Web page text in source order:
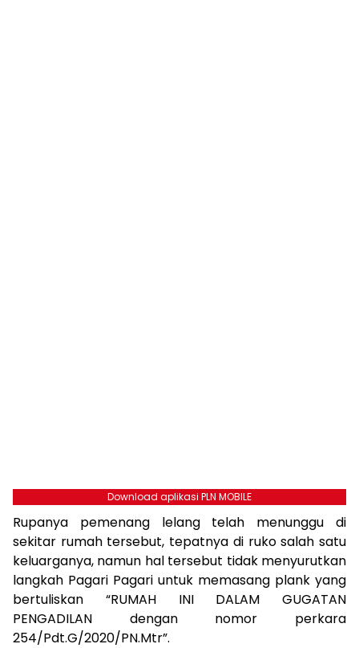
Download aplikasi PLN MOBILE
Rupanya pemenang lelang telah menunggu di
sekitar rumah tersebut, tepatnya di ruko salah satu
keluarganya, namun hal tersebut tidak menyurutkan
langkah Pagari Pagari untuk memasang plank yang
bertuliskan “RUMAH INI DALAM GUGATAN
PENGADILAN dengan nomor perkara
254/Pdt.G/2020/PN.Mtr”.